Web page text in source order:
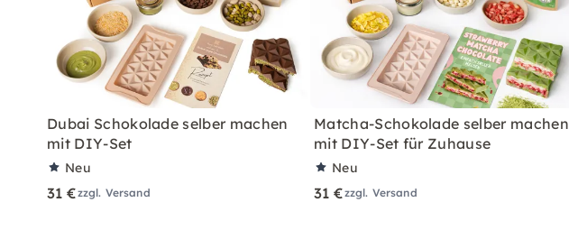
Dubai Schokolade selber machen
mit DIY-Set
Neu
31 €zzgl. Versand
Matcha-Schokolade selber machen
mit DIY-Set für Zuhause
Neu
31 €zzgl. Versand